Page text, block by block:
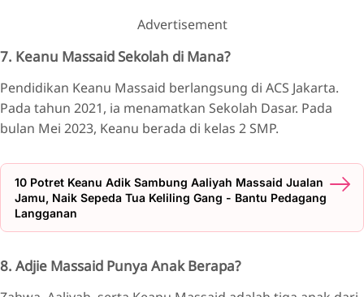
Advertisement
7. Keanu Massaid Sekolah di Mana?
Pendidikan Keanu Massaid berlangsung di ACS Jakarta.
Pada tahun 2021, ia menamatkan Sekolah Dasar. Pada
bulan Mei 2023, Keanu berada di kelas 2 SMP.
10 Potret Keanu Adik Sambung Aaliyah Massaid Jualan
Jamu, Naik Sepeda Tua Keliling Gang - Bantu Pedagang
Langganan
8. Adjie Massaid Punya Anak Berapa?